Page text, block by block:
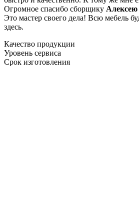
Огромное спасибо сборщику Алексею
Это мастер своего дела! Всю мебель
здесь.
Качество продукции
Уровень сервиса
Срок изготовления